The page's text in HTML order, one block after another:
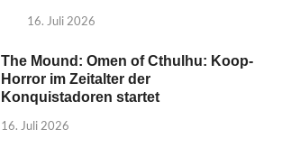
16. Juli 2026
The Mound: Omen of Cthulhu: Koop-
Horror im Zeitalter der
Konquistadoren startet
16. Juli 2026